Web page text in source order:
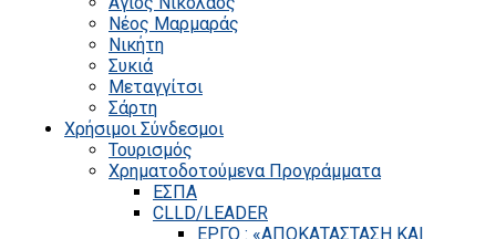
Νέος Μαρμαράς
Νικήτη
Συκιά
Μεταγγίτσι
Σάρτη
Χρήσιμοι Σύνδεσμοι
Τουρισμός
Χρηματοδοτούμενα Προγράμματα
ΕΣΠΑ
CLLD/LEADER
ΕΡΓΟ : «ΑΠΟΚΑΤΑΣΤΑΣΗ ΚΑΙ